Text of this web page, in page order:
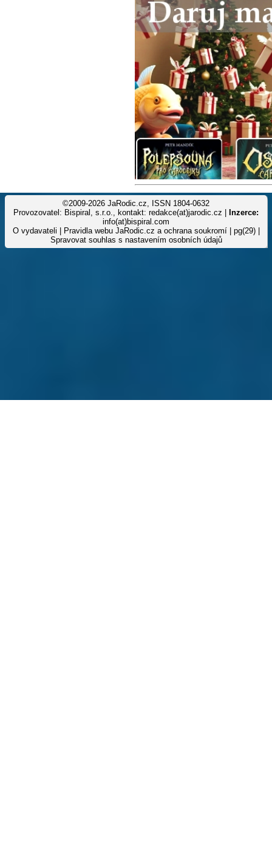
©2009-2026 JaRodic.cz, ISSN 1804-0632
Provozovatel: Bispiral, s.r.o., kontakt: redakce(at)jarodic.cz |
Inzerce:
info(at)bispiral.com
O vydavateli
Pravidla webu JaRodic.cz a ochrana soukromí| pg(29) |
Spravovat souhlas s nastavením osobních údajů